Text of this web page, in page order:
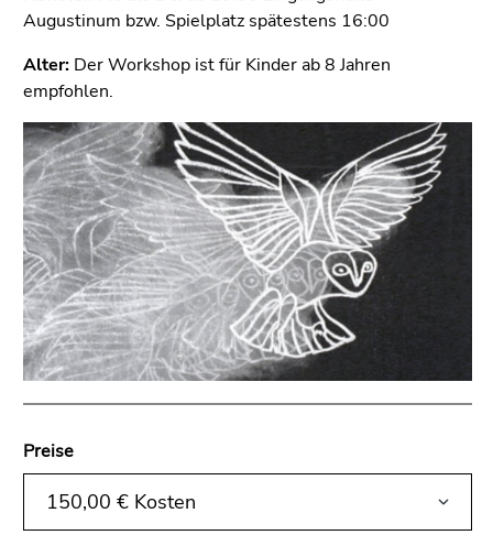
Augustinum bzw. Spielplatz spätestens 16:00
Alter: Der Workshop ist für Kinder ab 8 Jahren
empfohlen.
Preise